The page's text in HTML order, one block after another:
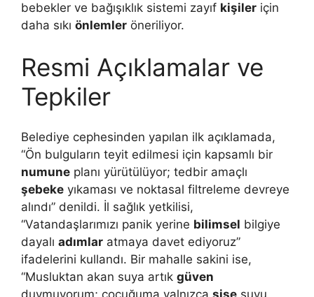
bebekler ve bağışıklık sistemi zayıf kişiler için
daha sıkı önlemler öneriliyor.
Resmi Açıklamalar ve
Tepkiler
Belediye cephesinden yapılan ilk açıklamada,
“Ön bulguların teyit edilmesi için kapsamlı bir
numune planı yürütülüyor; tedbir amaçlı
şebeke yıkaması ve noktasal filtreleme devreye
alındı” denildi. İl sağlık yetkilisi,
“Vatandaşlarımızı panik yerine bilimsel bilgiye
dayalı adımlar atmaya davet ediyoruz”
ifadelerini kullandı. Bir mahalle sakini ise,
“Musluktan akan suya artık güven